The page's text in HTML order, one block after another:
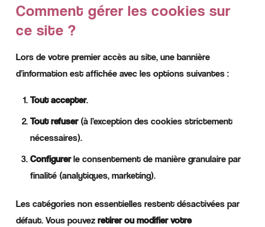
Comment gérer les cookies sur
ce site ?
Lors de votre premier accès au site, une bannière
d’information est affichée avec les options suivantes :
Tout accepter.
Tout refuser(à l’exception des cookies strictement
nécessaires).
Configurerle consentement de manière granulaire par
finalité (analytiques, marketing).
Les catégories non essentielles restent désactivées par
défaut. Vous pouvez retirer ou modifier votre